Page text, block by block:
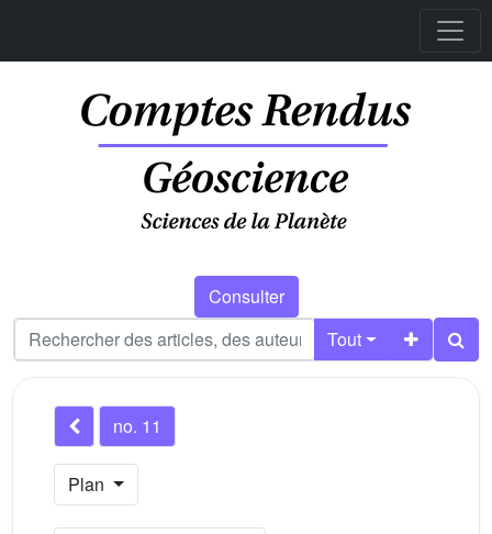
Consulter
Tout
no. 11
Plan